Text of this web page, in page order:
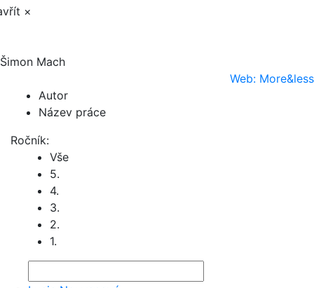
×
Šimon Mach
Web: More&less
Autor
Název práce
Ročník:
Vše
5.
4.
3.
2.
1.